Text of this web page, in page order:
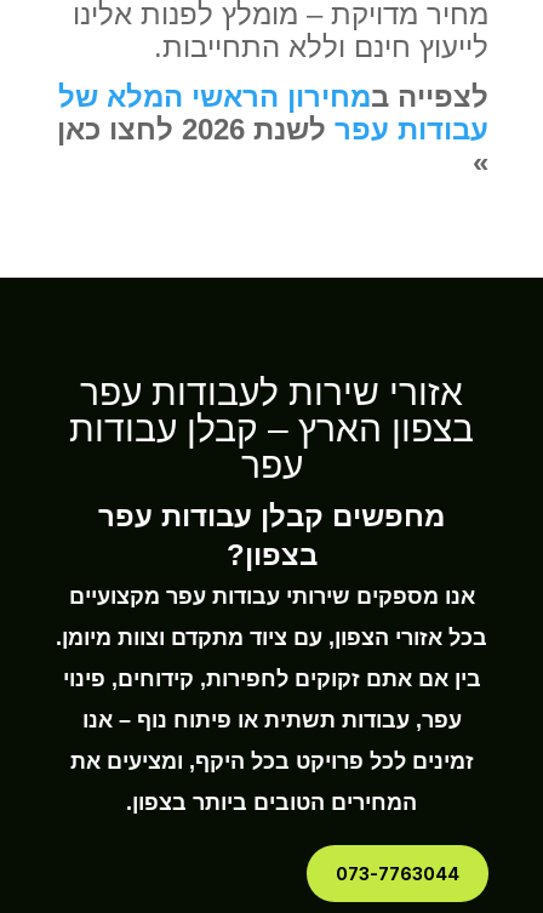
מחיר מדויקת – מומלץ לפנות אלינו
לייעוץ חינם וללא התחייבות.
לצפייה במחירון הראשי המלא של
עבודות עפר
לשנת 2026 לחצו כאן
»
אזורי שירות לעבודות עפר
בצפון הארץ – קבלן עבודות
עפר
מחפשים קבלן עבודות עפר
בצפון?
אנו מספקים שירותי עבודות עפר מקצועיים
בכל אזורי הצפון, עם ציוד מתקדם וצוות מיומן.
בין אם אתם זקוקים לחפירות, קידוחים, פינוי
עפר, עבודות תשתית או פיתוח נוף – אנו
זמינים לכל פרויקט בכל היקף, ומציעים את
המחירים הטובים ביותר בצפון.
073-7763044